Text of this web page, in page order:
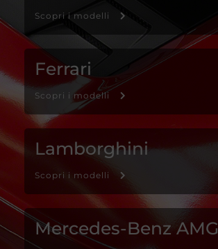
Scopri i modelli
Ferrari
Scopri i modelli
Lamborghini
Scopri i modelli
Mercedes-Benz AMG